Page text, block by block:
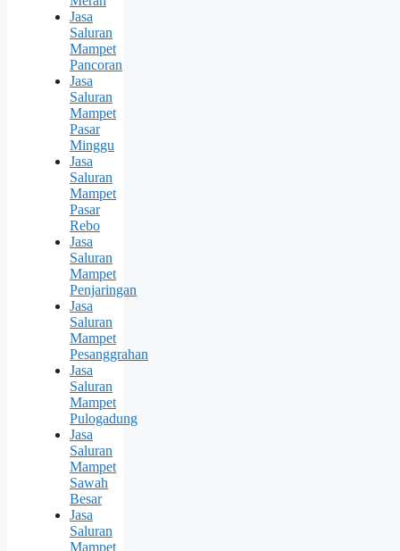
Jasa
Saluran
Mampet
Pancoran
Jasa
Saluran
Mampet
Pasar
Minggu
Jasa
Saluran
Mampet
Pasar
Rebo
Jasa
Saluran
Mampet
Penjaringan
Jasa
Saluran
Mampet
Pesanggrahan
Jasa
Saluran
Mampet
Pulogadung
Jasa
Saluran
Mampet
Sawah
Besar
Jasa
Saluran
Mampet